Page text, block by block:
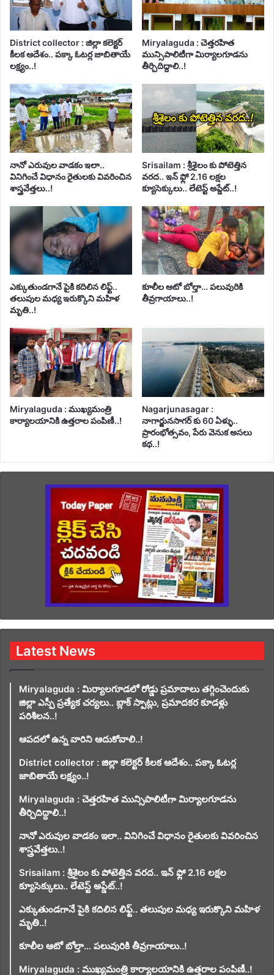
District collector : జిల్లా కలెక్టర్
కీలక ఆదేశం.. పక్కా ఓటర్ల జాబితాయే
లక్ష్యం..!
Miryalaguda : చెత్తరహిత
మున్సిపాలిటీగా మిర్యాలగూడను
తీర్చిదిద్దాలి..!
నానో ఎరువుల వాడకం ఇలా..
వినిగించే విధానం రైతులకు వివరించిన
శాస్త్రవేత్తలు..!
Srisailam : శ్రీశైలం కు పోటెత్తిన
వరద.. ఇన్ ఫ్లో 2.16 లక్షల
క్యూసెక్కులు.. లేటెస్ట్ అప్డేట్..!
ఎక్కుతుండగానే పైకి కదిలిన లిఫ్ట్‌..
తలుపుల మధ్య ఇరుక్కొని మహిళ
మృతి..!
కూలీల ఆటో బోల్తా… పలువురికి
తీవ్రగాయాలు..!
Miryalaguda : ముఖ్యమంత్రి
కార్యాలయానికి ఉత్తరాల పంపిణీ..!
Nagarjunasagar :
నాగార్జునసాగర్ కు 60 ఏళ్ళు..
ప్రారంభోత్సవం, పేరు వెనుక అసలు
కథ..!
Latest News
Miryalaguda : మిర్యాలగూడలో రోడ్డు ప్రమాదాలు తగ్గించెందుకు
జిల్లా ఎస్పీ ప్రత్యేక చర్యలు.. బ్లాక్ స్పాట్లు, ప్రమాదకర కూడళ్లు
పరిశీలన..!
ఆపదలో ఉన్న వారిని ఆదుకోవాలి..!
District collector : జిల్లా కలెక్టర్ కీలక ఆదేశం.. పక్కా ఓటర్ల
జాబితాయే లక్ష్యం..!
Miryalaguda : చెత్తరహిత మున్సిపాలిటీగా మిర్యాలగూడను
తీర్చిదిద్దాలి..!
నానో ఎరువుల వాడకం ఇలా.. వినిగించే విధానం రైతులకు వివరించిన
శాస్త్రవేత్తలు..!
Srisailam : శ్రీశైలం కు పోటెత్తిన వరద.. ఇన్ ఫ్లో 2.16 లక్షల
క్యూసెక్కులు.. లేటెస్ట్ అప్డేట్..!
ఎక్కుతుండగానే పైకి కదిలిన లిఫ్ట్‌.. తలుపుల మధ్య ఇరుక్కొని మహిళ
మృతి..!
కూలీల ఆటో బోల్తా… పలువురికి తీవ్రగాయాలు..!
Miryalaguda : ముఖ్యమంత్రి కార్యాలయానికి ఉత్తరాల పంపిణీ..!